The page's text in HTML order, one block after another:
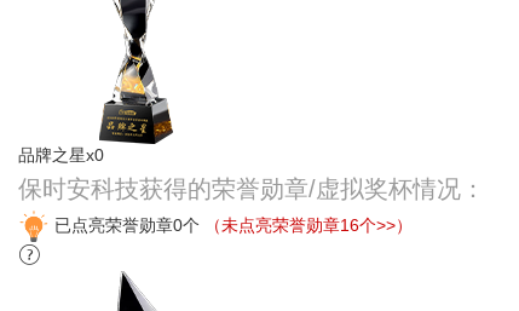
品牌之星x0
保时安科技获得的荣誉勋章/虚拟奖杯情况：
已点亮荣誉勋章0个 （未点亮荣誉勋章16个>>）